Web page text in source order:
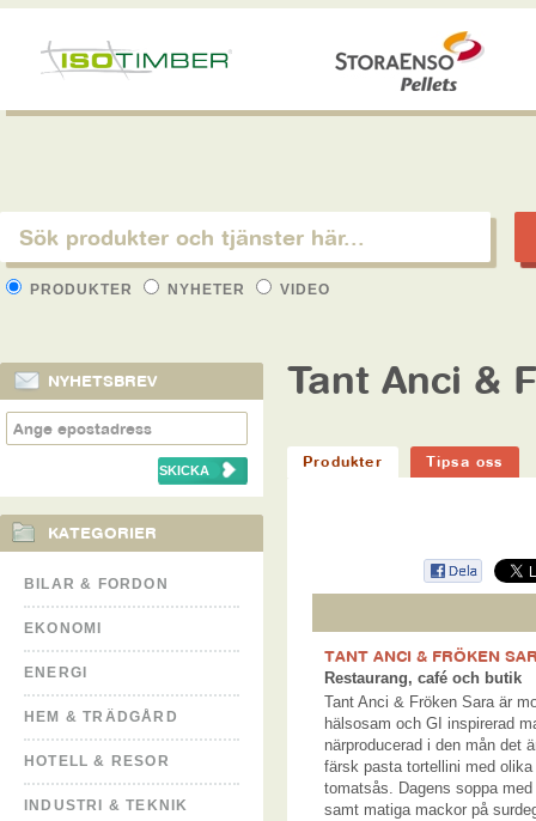
PRODUKTER NYHETER VIDEO
NYHETSBREV
KATEGORIER
BILAR & FORDON
EKONOMI
ENERGI
HEM & TRÄDGÅRD
HOTELL & RESOR
INDUSTRI & TEKNIK
Tant Anci &
Produkter Tipsa oss
TANT ANCI & FRÖKEN
Restaurang, café och butik
Tant Anci & Fröken Sara är
hälsosam och GI inspirerad
närproducerad i den mån det
färsk pasta tortellini med
tomatsås. Dagens soppa
samt matiga mackor på